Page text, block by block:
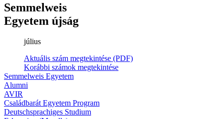
Semmelweis
Egyetem újság
július
Aktuális szám megtekintése (PDF)
Korábbi számok megtekintése
Semmelweis Egyetem
Alumni
AVIR
Családbarát Egyetem Program
Deutschsprachiges Studium